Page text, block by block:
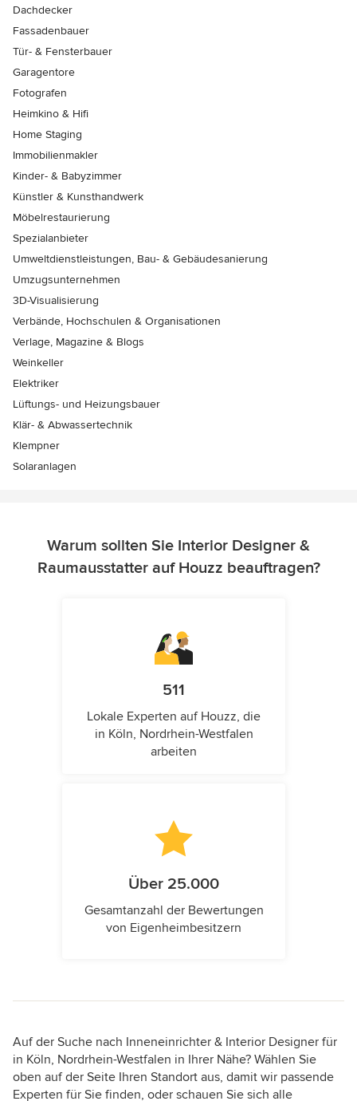
Dachdecker
Fassadenbauer
Tür- & Fensterbauer
Garagentore
Fotografen
Heimkino & Hifi
Home Staging
Immobilienmakler
Kinder- & Babyzimmer
Künstler & Kunsthandwerk
Möbelrestaurierung
Spezialanbieter
Umweltdienstleistungen, Bau- & Gebäudesanierung
Umzugsunternehmen
3D-Visualisierung
Verbände, Hochschulen & Organisationen
Verlage, Magazine & Blogs
Weinkeller
Elektriker
Lüftungs- und Heizungsbauer
Klär- & Abwassertechnik
Klempner
Solaranlagen
Warum sollten Sie Interior Designer &
Raumausstatter auf Houzz beauftragen?
511
Lokale Experten auf Houzz, die
in Köln, Nordrhein-Westfalen
arbeiten
Über 25.000
Gesamtanzahl der Bewertungen
von Eigenheimbesitzern
Auf der Suche nach Inneneinrichter & Interior Designer für
in Köln, Nordrhein-Westfalen in Ihrer Nähe? Wählen Sie
oben auf der Seite Ihren Standort aus, damit wir passende
Experten für Sie finden, oder schauen Sie sich alle